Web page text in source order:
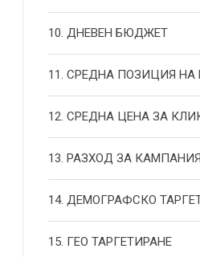
10. ДНЕВЕН БЮДЖЕТ
11. СРЕДНА ПОЗИЦИЯ НА
12. СРЕДНА ЦЕНА ЗА
13. РАЗХОД ЗА
14. ДЕМОГРАФСКО
15. ГЕО ТАРГЕТИРАНЕ